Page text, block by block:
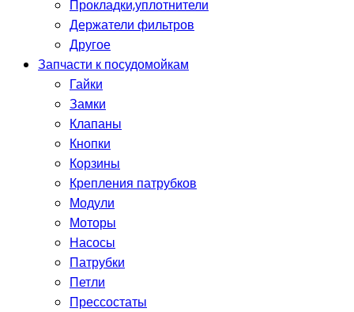
Прокладки,уплотнители
Держатели фильтров
Другое
Запчасти к посудомойкам
Гайки
Замки
Клапаны
Кнопки
Корзины
Крепления патрубков
Модули
Моторы
Насосы
Патрубки
Петли
Прессостаты